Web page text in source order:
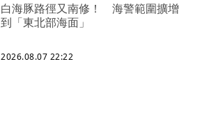
白海豚路徑又南修！ 海警範圍擴增
到「東北部海面」
2026.08.07 22:22